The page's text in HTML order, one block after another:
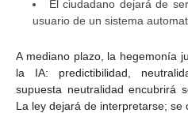
El ciudadano dejará de
usuario de un sistema
A mediano plazo, la hegemonía
la IA: predictibilidad,
supuesta neutralidad encubrirá
La ley dejará de interpretarse; se